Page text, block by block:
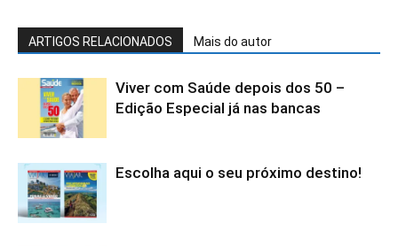
ARTIGOS RELACIONADOS Mais do autor
Viver com Saúde depois dos 50 –
Edição Especial já nas bancas
Escolha aqui o seu próximo destino!